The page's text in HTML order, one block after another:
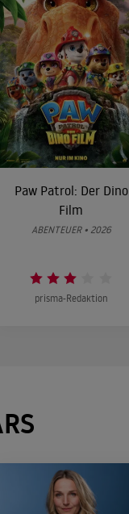
Paw Patrol: Der Dino
Film
ABENTEUER • 2026
prisma-Redaktion